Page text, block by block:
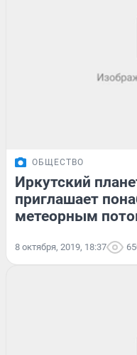
ОБЩЕСТВО
Иркутский
приглашает
метеорным
8 октября, 2019, 18:37